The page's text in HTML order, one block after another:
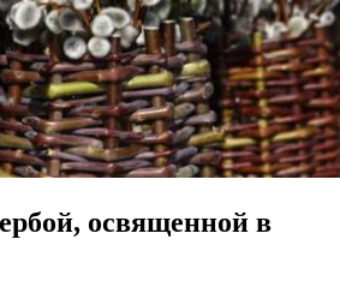
освященной в